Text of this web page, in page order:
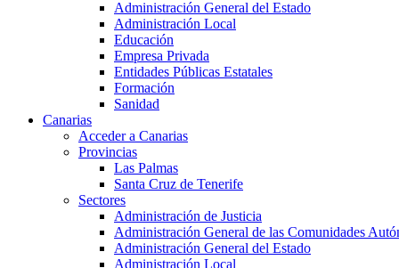
Administración General del Estado
Administración Local
Educación
Empresa Privada
Entidades Públicas Estatales
Formación
Sanidad
Canarias
Acceder a Canarias
Provincias
Las Palmas
Santa Cruz de Tenerife
Sectores
Administración de Justicia
Administración General de las Comunidades
Administración General del Estado
Administración Local